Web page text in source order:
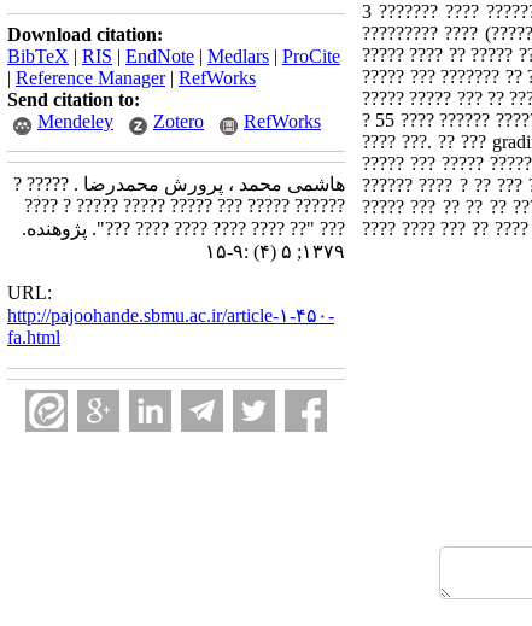
and Non � Hodgkin's Lym.) ?? ?? ???? ???????? ??? ???? ?
????????? ????
????? ???? ?? ?????
????? ??? ??????? ??
????? ????? ??? ??
? 55 ???? ??????
???? ???. ?? ???
????? ??? ?????
?????? ???? ? ?? ???
????? ??? ?? ?? ??
????? ??? ?? ??? ?????? ???? ?? ????? ?????? ? ?? ??? ????? ??? ???????? ?? ????? ?????? ? ?? ??? ????? ??? T ???? ?? ??? ????
Download citation:
BibTeX | RIS | EndNote | Medlars | ProCite
| Reference Manager| RefWorks
Send citation to:
Mendeley
Zotero RefWorks
هاشمی محمد ، پرورش محمدرضا . ????? ?
?????? ????? ??? ????? ????? ????? ? ????
??? "?? ???? ???? ???? ???? ???". پژوهنده.
۱۳۷۹; ۵ (۴) :۹-۱۵
URL:
http://pajoohande.sbmu.ac.ir/article-۱-۴۵۰-
fa.html